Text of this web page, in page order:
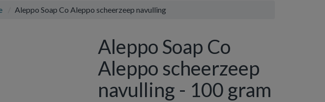
Vul hem met producten.
Aleppo Soap Co Aleppo scheerzeep navulling
Aleppo Soap Co
Aleppo scheerzeep
navulling - 100 gram